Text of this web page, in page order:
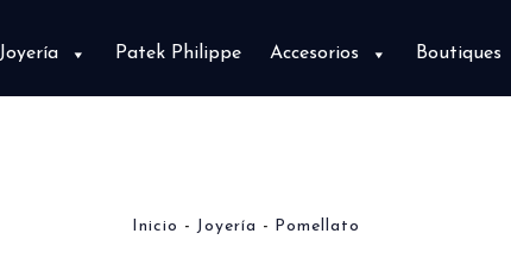
Joyería Patek Philippe Accesorios Boutiques
Inicio Joyería Pomellato